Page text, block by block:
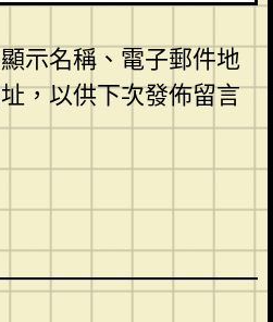
示名稱、電子郵件地
，以供下次發佈留言